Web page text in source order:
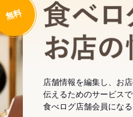
無料
店舗情報を編集し、お
伝えるためのサービスで
食べログ店舗会員にな